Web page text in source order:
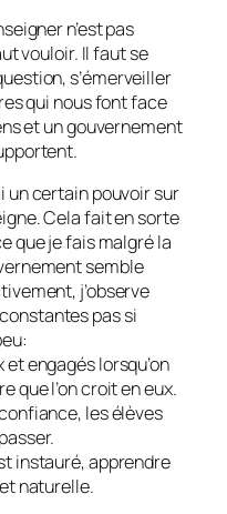
n’est pas
vouloir. Il faut se
s’émerveiller
qui nous font face
et un gouvernement
un certain pouvoir sur
Cela fait en sorte
que je fais malgré la
semble
j’observe
pas si
engagés lorsqu’on
que l’on croit en eux.
les élèves
instauré, apprendre
naturelle.